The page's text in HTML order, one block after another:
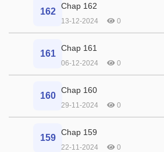
162
Chap 162
13-12-2024 0
161
Chap 161
06-12-2024 0
160
Chap 160
29-11-2024 0
159
Chap 159
22-11-2024 0